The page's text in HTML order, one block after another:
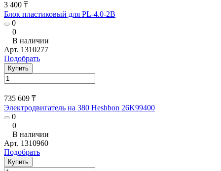
3 400 ₸
Блок пластиковый для PL-4.0-2B
0
0
В наличии
Арт. 1310277
Подобрать
Купить
735 609 ₸
Электродвигатель на 380 Heshbon 26K99400
0
0
В наличии
Арт. 1310960
Подобрать
Купить